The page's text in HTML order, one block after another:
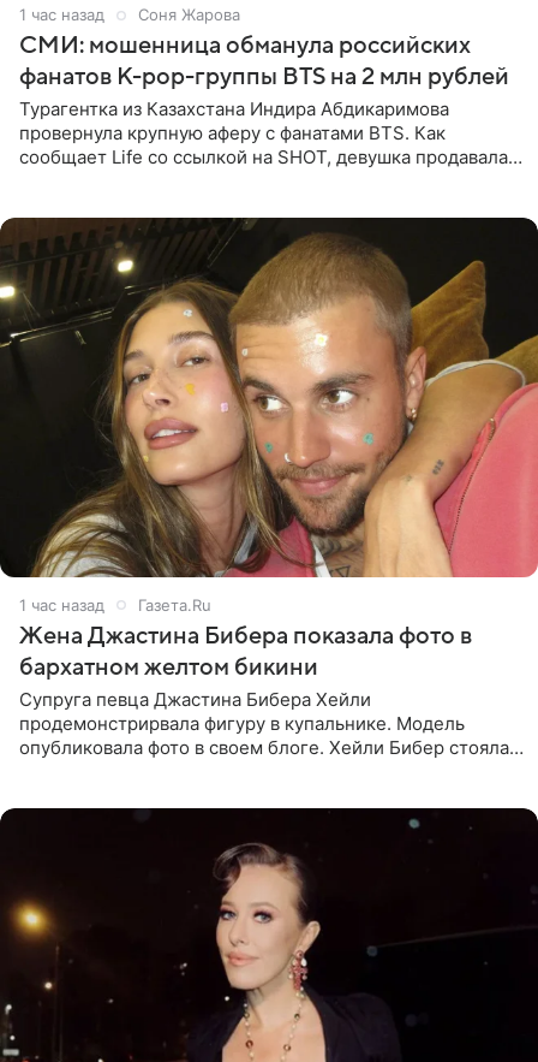
1 час назад Соня Жарова
СМИ: мошенница обманула российских
фанатов K-pop-группы BTS на 2 млн рублей
Турагентка из Казахстана Индира Абдикаримова
провернула крупную аферу с фанатами BTS. Как
сообщает Life со ссылкой на SHOT, девушка продавала
1 час назад Газета.Ru
Жена Джастина Бибера показала фото в
бархатном желтом бикини
Супруга певца Джастина Бибера Хейли
продемонстрирвала фигуру в купальнике. Модель
опубликовала фото в своем блоге. Хейли Бибер стояла